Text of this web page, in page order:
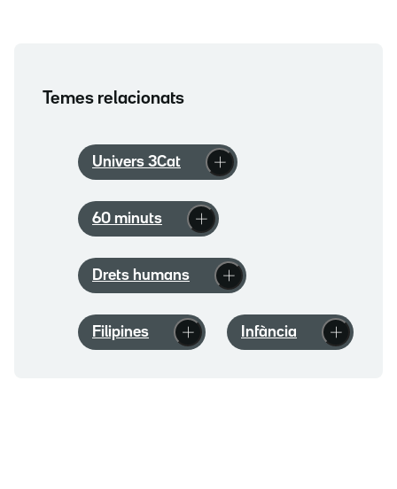
Temes relacionats
Univers 3Cat
60 minuts
Drets humans
Filipines Infància